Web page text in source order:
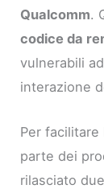
Qualcomm.
codice da
vulnerabili
interazione
Per facilitare
parte dei
rilasciato